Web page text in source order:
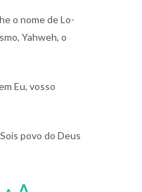
o nome de Lo-
Yahweh, o
Eu, vosso
povo do Deus